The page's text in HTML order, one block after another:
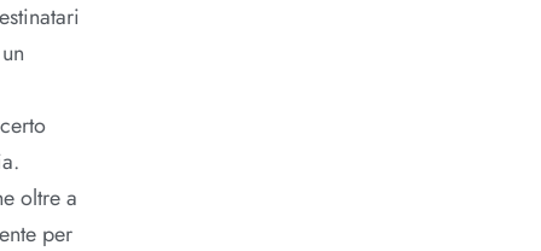
oltre a
per